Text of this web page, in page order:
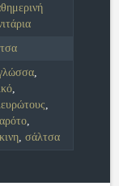
,
,
,
,
, σάλτσα